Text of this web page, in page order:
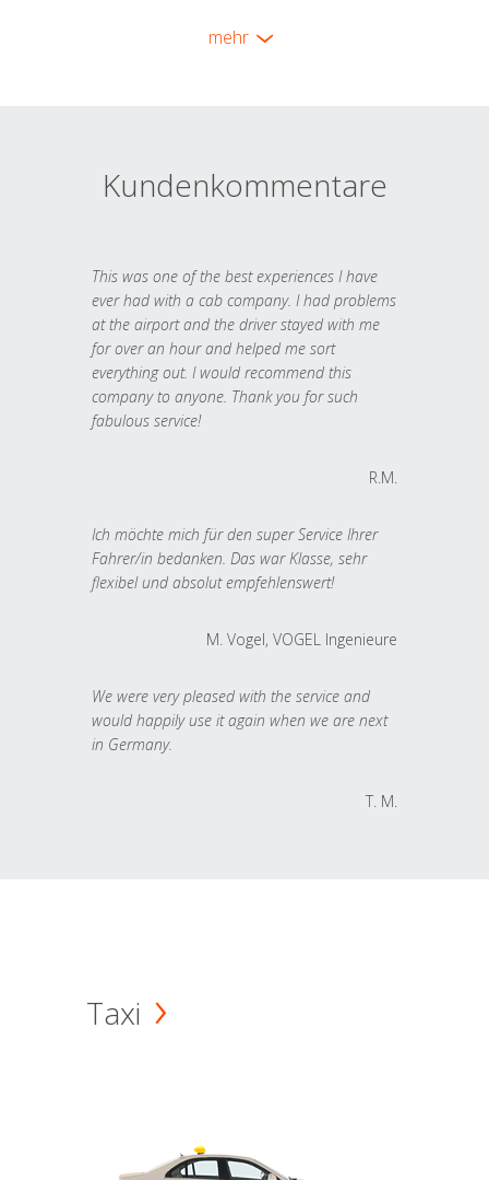
mehr
Kundenkommentare
This was one of the best experiences I have
ever had with a cab company. I had problems
at the airport and the driver stayed with me
for over an hour and helped me sort
everything out. I would recommend this
company to anyone. Thank you for such
fabulous service!
R.M.
Ich möchte mich für den super Service Ihrer
Fahrer/in bedanken. Das war Klasse, sehr
flexibel und absolut empfehlenswert!
M. Vogel, VOGEL Ingenieure
We were very pleased with the service and
would happily use it again when we are next
in Germany.
T. M.
Taxi